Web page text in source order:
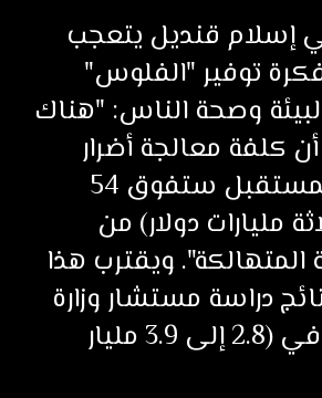
إسلام قنديل يتعجب
توفير "الفلوس"
وصحة الناس: "هناك
كلفة معالجة أضرار
الفحم في المستقبل ستفوق 54
مليارات دولار) من
المتهالكة". ويقترب هذا
دراسة مستشار وزارة
البيئة د. الموافي (2.8 إلى 3.9 مليار